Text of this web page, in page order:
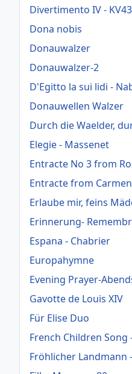
Divertimento IV -
Dona nobis
Donauwalzer
Donauwalzer-2
D'Egitto la sui lidi -
Donauwellen Walzer
Durch die Waelder,
Elegie - Massenet
Entracte No 3 from
Entracte from Carmen
Erlaube mir, feins
Erinnerung-
Espana - Chabrier
Europahymne
Evening Prayer-
Gavotte de Louis XIV
Für Elise Duo
French Children Song
Fröhlicher Landmann